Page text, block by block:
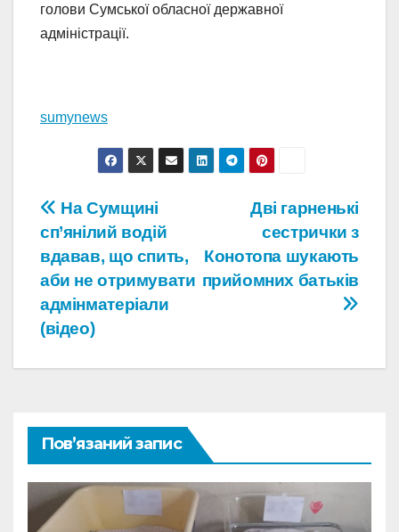
голови Сумської обласної державної
адміністрації.
sumynews
Навігація
записів
Дві гарненькі
сестрички з
Конотопа шукають
прийомних батьків
На Сумщині
сп’янілий водій
вдавав, що спить,
аби не отримувати
адмінматеріали
(відео)
Пов’язаний запис